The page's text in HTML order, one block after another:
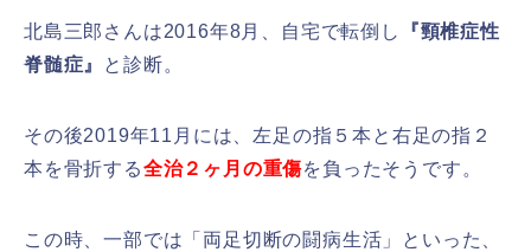
北島三郎さんは2016年8月、自宅で転倒し
『頸椎症性
脊髄症』
と診断。
その後2019年11月には、左足の指５本と右足の指２
本を骨折する全治２ヶ月の重傷を負ったそうです。
この時、一部では「両足切断の闘病生活」といった、